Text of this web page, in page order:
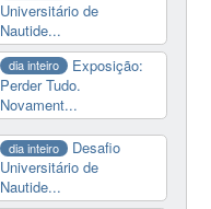
Universitário de
Nautide...
dia inteiro
Exposição:
Perder Tudo.
Novament...
dia inteiro
Desafio
Universitário de
Nautide...